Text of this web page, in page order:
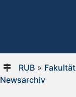
RUB»
Newsarchiv